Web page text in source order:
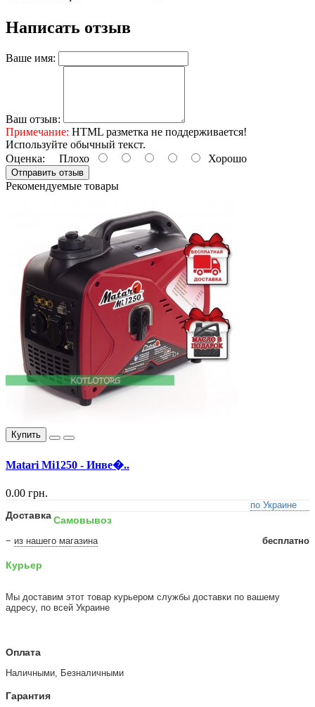
Написать отзыв
Ваше имя:
Ваш отзыв:
Примечание: HTML разметка не поддерживается!
Используйте обычный текст.
Оценка: Плохо Хорошо
Отправить отзыв
Рекомендуемые товары
Купить
Matari Mi1250 - Инве�..
0.00 грн.
Доставка
по Украине
Самовывоз
− из нашего магазина бесплатно
Курьер
Мы доставим этот товар курьером службы доставки по вашему
адресу, по всей Украине
Оплата
Наличными, Безналичными
Гарантия